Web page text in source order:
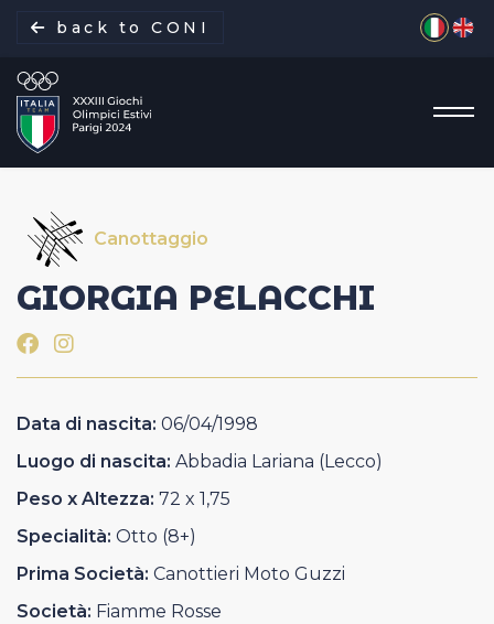
back to CONI
La missione
Italia Team
Discipline
Gare
Casa Italia
News
Canottaggio
GIORGIA PELACCHI
Data di nascita: 06/04/1998
Luogo di nascita: Abbadia Lariana (Lecco)
Peso x Altezza: 72 x 1,75
Specialità: Otto (8+)
Prima Società: Canottieri Moto Guzzi
Società: Fiamme Rosse